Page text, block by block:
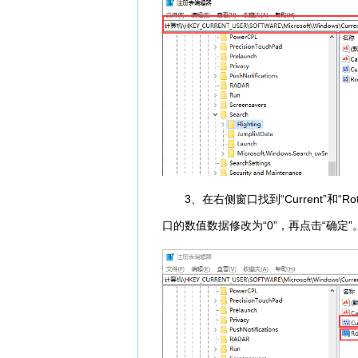
3、在右侧窗口找到“Current”和
口的数值数据修改为“0”，再点击“确定”